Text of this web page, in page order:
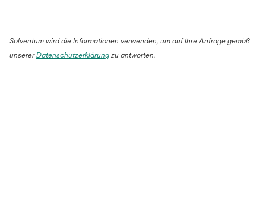
Solventum wird die Informationen verwenden, um auf Ihre Anfrage gemäß
unsererDatenschutzerklärung zu antworten.